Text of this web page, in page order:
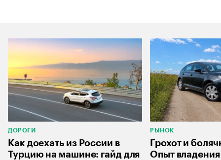
ДОРОГИ
Как доехать из России в
Турцию на машине: гайд для
РЫНОК
Грохот и
Опыт